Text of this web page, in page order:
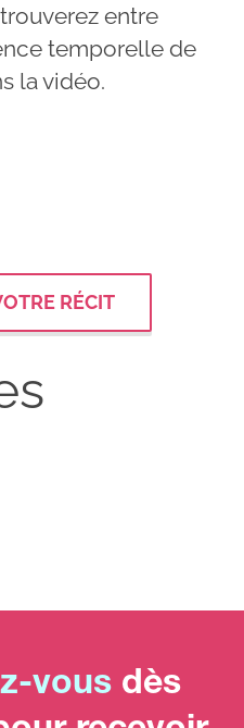
entre
temporelle de
la vidéo.
RÉCIT
vous dès